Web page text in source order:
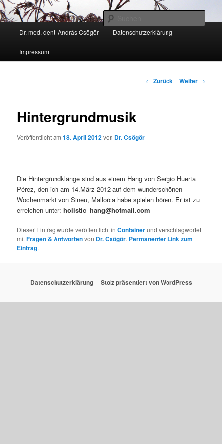
Zum
Inhalt
Kann ich Ihnen weiter helfen?
Dr. med. dent. András Csögör Datenschutzerklärung
Impressum
Beitrags-
← Zurück Weiter →
Hintergrundmusik
Veröffentlicht am18. April 2012von Dr. Csögör
Die Hintergrundklänge sind aus einem Hang von Sergio Huerta
Pérez, den ich am 14.März 2012 auf dem wunderschönen
Wochenmarkt von Sineu, Mallorca habe spielen hören. Er ist zu
erreichen unter:holistic_hang@hotmail.com
Dieser Eintrag wurde veröffentlicht inContainerund verschlagwortet
mitFragen & Antwortenvon Dr. Csögör. Permanenter Link zum
Eintrag.
Datenschutzerklärung Stolz präsentiert von WordPress